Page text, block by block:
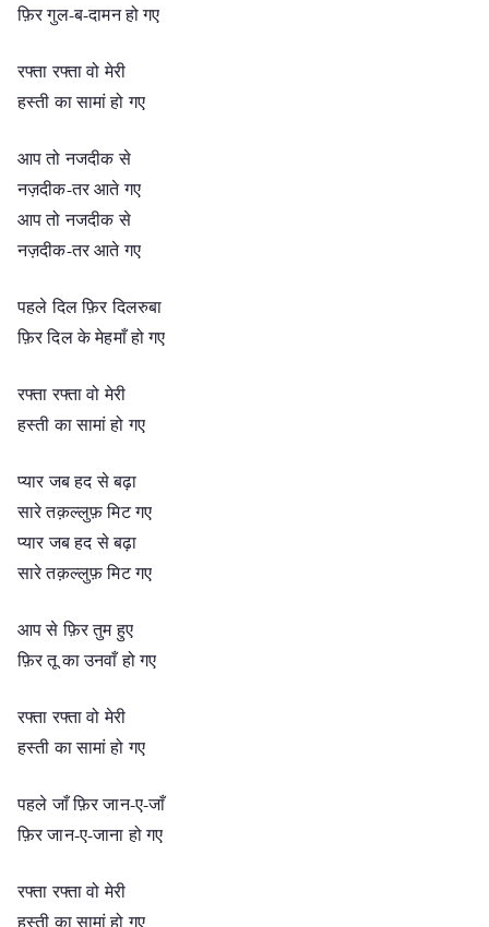
फ़िर गुल-ब-दामन हो गए
रफ्ता रफ्ता वो मेरी
हस्ती का सामां हो गए
आप तो नजदीक से
नज़दीक-तर आते गए
आप तो नजदीक से
नज़दीक-तर आते गए
पहले दिल फ़िर दिलरुबा
फ़िर दिल के मेहमाँ हो गए
रफ्ता रफ्ता वो मेरी
हस्ती का सामां हो गए
प्यार जब हद से बढ़ा
सारे तक़ल्लुफ़ मिट गए
प्यार जब हद से बढ़ा
सारे तक़ल्लुफ़ मिट गए
आप से फ़िर तुम हुए
फ़िर तू का उनवाँ हो गए
रफ्ता रफ्ता वो मेरी
हस्ती का सामां हो गए
पहले जाँ फ़िर जान-ए-जाँ
फ़िर जान-ए-जाना हो गए
रफ्ता रफ्ता वो मेरी
हस्ती का सामां हो गए